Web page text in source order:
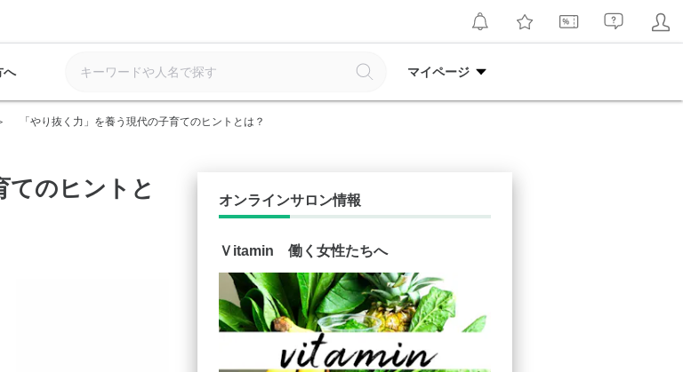
へ マイページ
「やり抜く力」を養う現代の子育てのヒントとは？
てのヒントと
オンラインサロン情報
Ｖitamin 働く女性たちへ